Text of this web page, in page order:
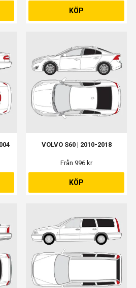
KÖP
VOLVO S60 | 2010-2018
Från 996 kr
KÖP